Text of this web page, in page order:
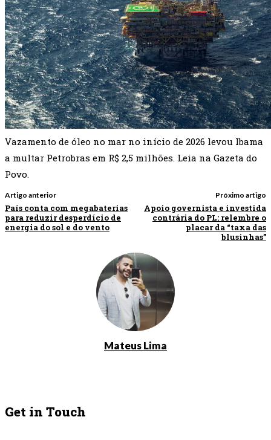
Vazamento de óleo no mar no início de 2026 levou Ibama
a multar Petrobras em R$ 2,5 milhões. Leia na Gazeta do
Povo.
Artigo anterior
País conta com megabaterias
para reduzir desperdício de
energia do sol e do vento
Próximo artigo
Apoio governista e investida
contrária do PL: relembre o
placar da “taxa das
blusinhas”
Mateus Lima
Get in Touch